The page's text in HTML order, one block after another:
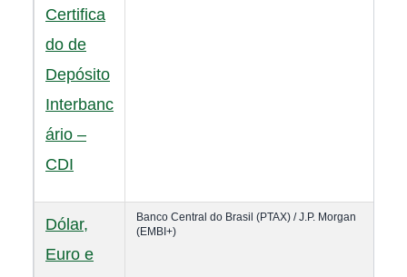
Certifica
do de
Depósito
Interbanc
ário –
CDI
Dólar,
Euro e
Banco Central do Brasil (PTAX) / J.P. Morgan
(EMBI+)